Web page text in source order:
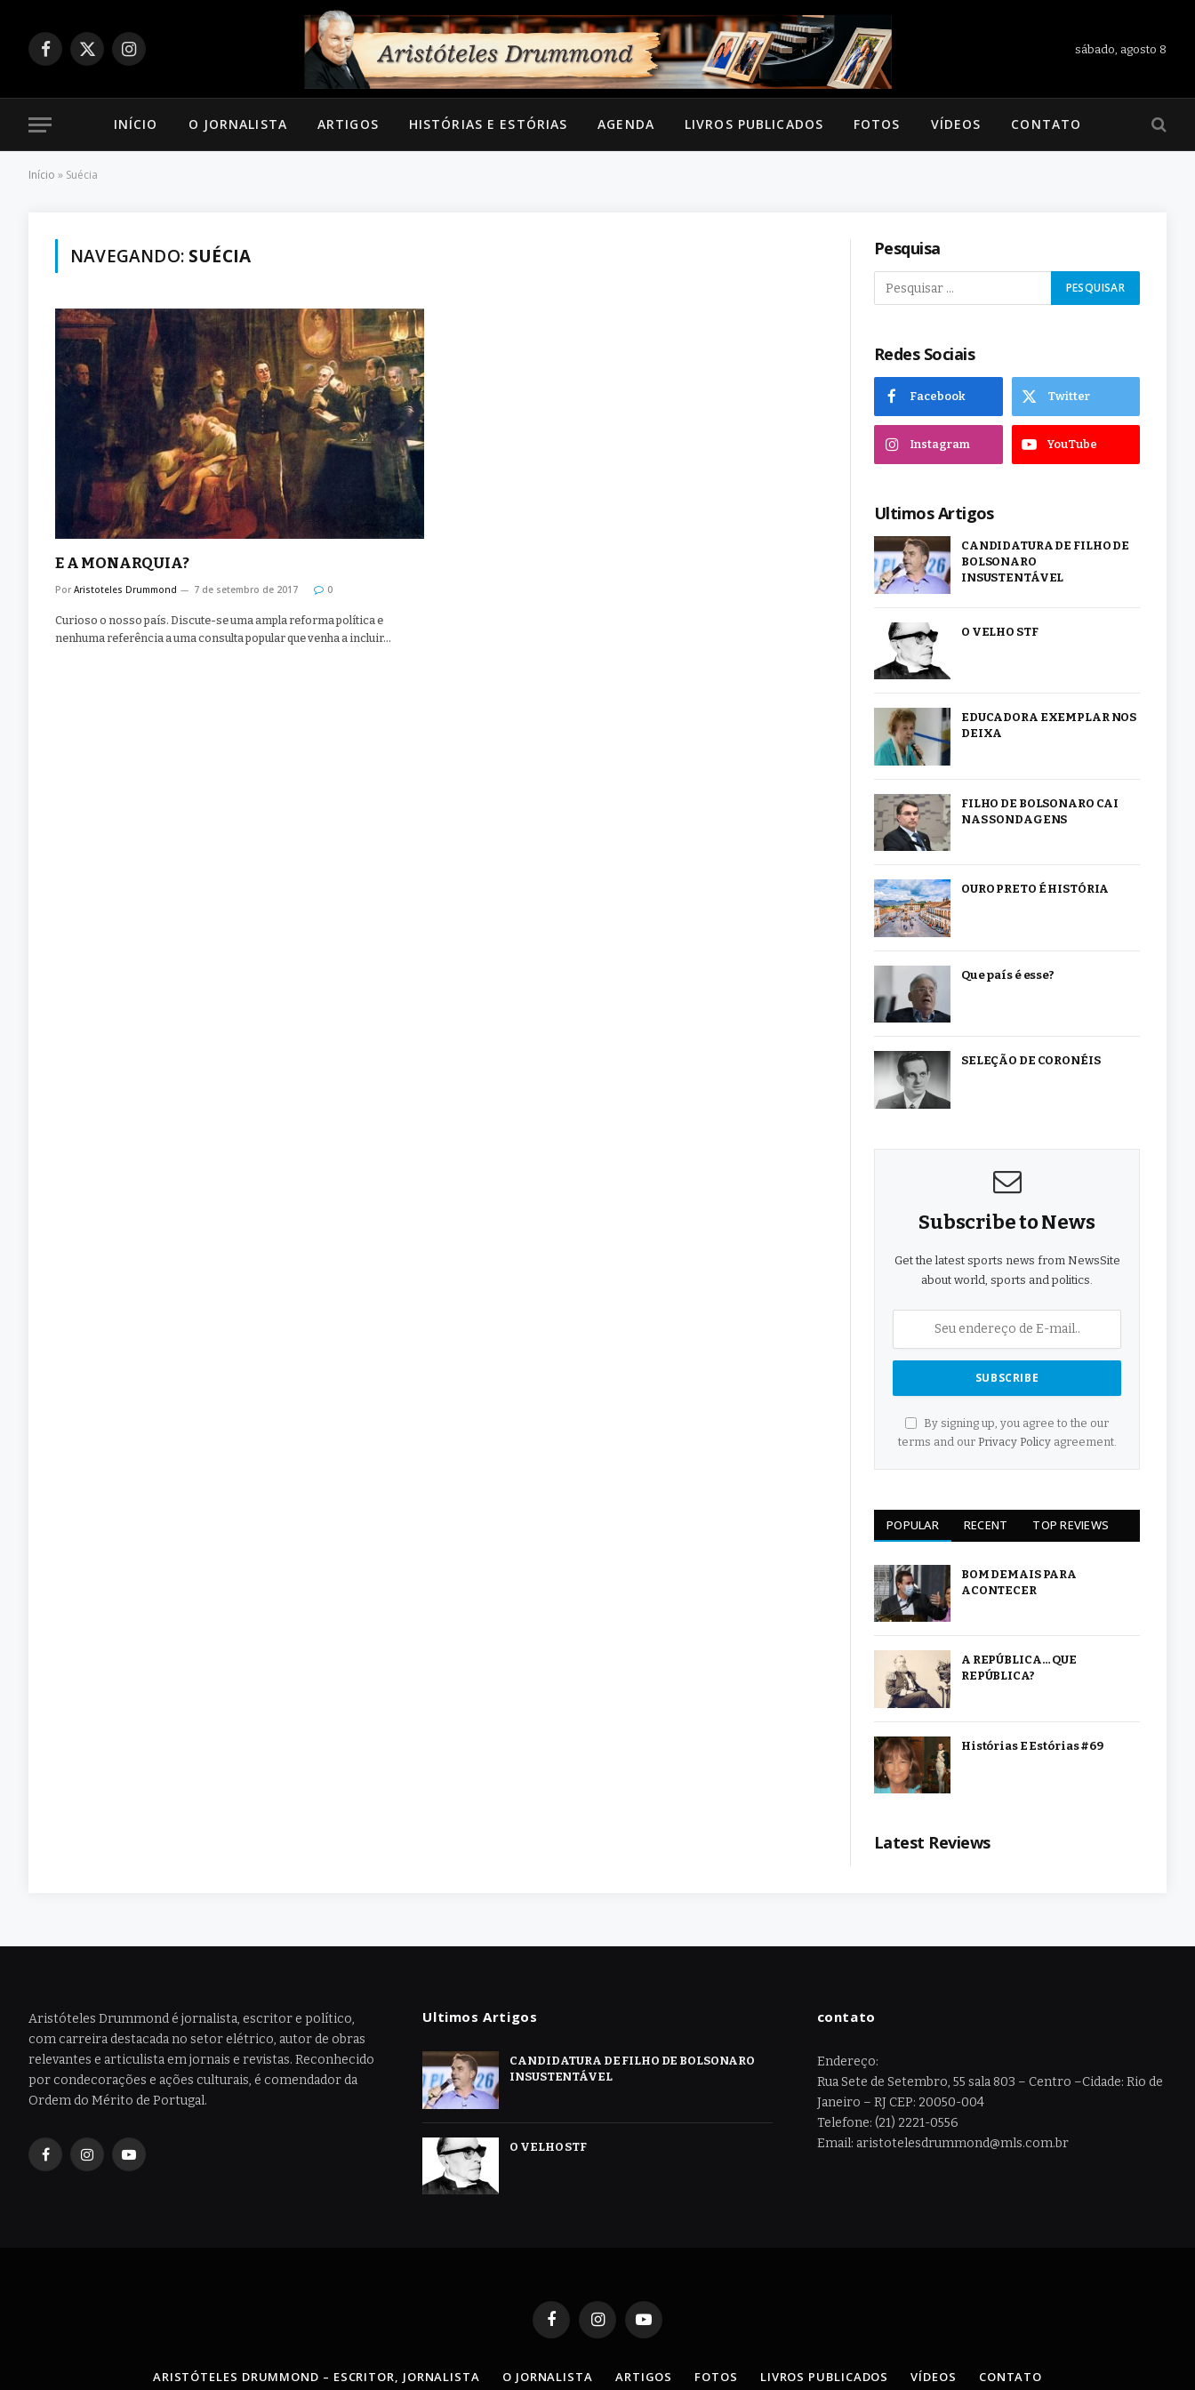
Facebook
X
Instagram
sábado, agosto 8
INÍCIO O JORNALISTA ARTIGOS HISTÓRIAS E ESTÓRIAS AGENDA LIVROS PUBLICADOS FOTOS VÍDEOS CONTATO
Início » Suécia
NAVEGANDO: SUÉCIA
E A MONARQUIA?
Por Aristoteles Drummond 7 de setembro de 2017 0
Curioso o nosso país. Discute-se uma ampla reforma política e
nenhuma referência a uma consulta popular que venha a incluir…
Pesquisa
Redes Sociais
Facebook Twitter
Instagram YouTube
Ultimos Artigos
CANDIDATURA DE FILHO DE
BOLSONARO
INSUSTENTÁVEL
O VELHO STF
EDUCADORA EXEMPLAR NOS
DEIXA
FILHO DE BOLSONARO CAI
NAS SONDAGENS
OURO PRETO É HISTÓRIA
Que país é esse?
SELEÇÃO DE CORONÉIS
Subscribe to News
Get the latest sports news from NewsSite
about world, sports and politics.
By signing up, you agree to the our
terms and our Privacy Policyagreement.
POPULAR RECENT TOP REVIEWS
BOM DEMAIS PARA
ACONTECER
A REPÚBLICA… QUE
REPÚBLICA?
Histórias E Estórias #69
Latest Reviews
Aristóteles Drummond é jornalista, escritor e político,
com carreira destacada no setor elétrico, autor de obras
relevantes e articulista em jornais e revistas. Reconhecido
por condecorações e ações culturais, é comendador da
Ordem do Mérito de Portugal.
FacebookInstagramYouTube
Ultimos Artigos
CANDIDATURA DE FILHO DE BOLSONARO
INSUSTENTÁVEL
O VELHO STF
contato
Endereço:
Rua Sete de Setembro, 55 sala 803 – Centro –Cidade: Rio de
Janeiro – RJ CEP: 20050-004
Telefone: (21) 2221-0556
Email: aristotelesdrummond@mls.com.br
FacebookInstagramYouTube
ARISTÓTELES DRUMMOND – ESCRITOR, JORNALISTA O JORNALISTA ARTIGOS FOTOS LIVROS PUBLICADOS VÍDEOS CONTATO